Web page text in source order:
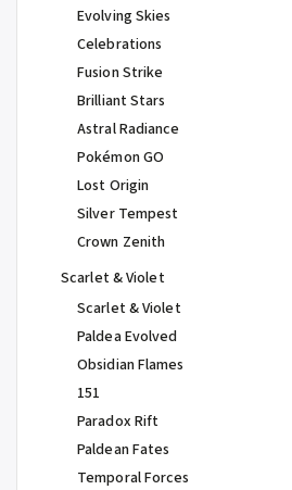
Evolving Skies
Celebrations
Fusion Strike
Brilliant Stars
Astral Radiance
Pokémon GO
Lost Origin
Silver Tempest
Crown Zenith
Scarlet & Violet
Scarlet & Violet
Paldea Evolved
Obsidian Flames
151
Paradox Rift
Paldean Fates
Temporal Forces